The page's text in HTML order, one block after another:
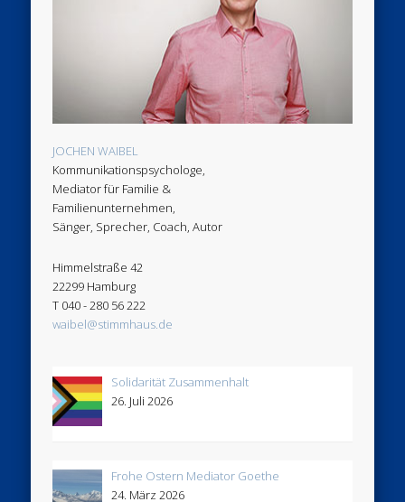
JOCHEN WAIBEL
Kommunikationspsychologe,
Mediator für Familie &
Familienunternehmen,
Sänger, Sprecher, Coach, Autor
Himmelstraße 42
22299 Hamburg
T 040 - 280 56 222
waibel@stimmhaus.de
Solidarität Zusammenhalt
26. Juli 2026
Frohe Ostern Mediator Goethe
24. März 2026